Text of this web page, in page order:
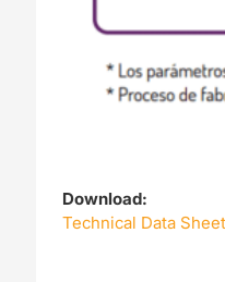
Download:
Technical Data Sheet